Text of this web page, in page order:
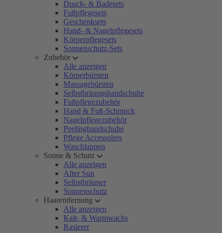
Dusch- & Badesets
Fußpflegesets
Geschenksets
Hand- & Nagelpflegesets
Körperpflegesets
Sonnenschutz-Sets
Zubehör
Alle anzeigen
Körperbürsten
Massagebürsten
Selbstbräungshandschuhe
Fußpflegezubehör
Hand & Fuß-Schmuck
Nagelpflegezubehör
Peelinghandschuhe
Pflege Accessoires
Waschlappen
Sonne & Schutz
Alle anzeigen
After Sun
Selbstbräuner
Sonnenschutz
Haarentfernung
Alle anzeigen
Kalt- & Warmwachs
Rasierer